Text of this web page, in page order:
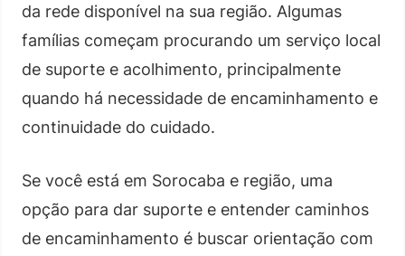
da rede disponível na sua região. Algumas
famílias começam procurando um serviço local
de suporte e acolhimento, principalmente
quando há necessidade de encaminhamento e
continuidade do cuidado.
Se você está em Sorocaba e região, uma
opção para dar suporte e entender caminhos
de encaminhamento é buscar orientação com